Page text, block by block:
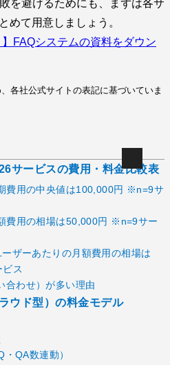
を避けるためにも、まずは各サ
めて用意しましょう。
FAQシステムの資料をダウン
各社公式サイトの表記に基づいていま
サービスの費用・料金比較表
費用の中央値は100,000円 ※n=9サ
費用の相場は50,000円 ※n=9サー
ザーあたりの月額費用の相場は
ス
合わせ）が多い理由
ウド型）の料金モデル
QA数連動）